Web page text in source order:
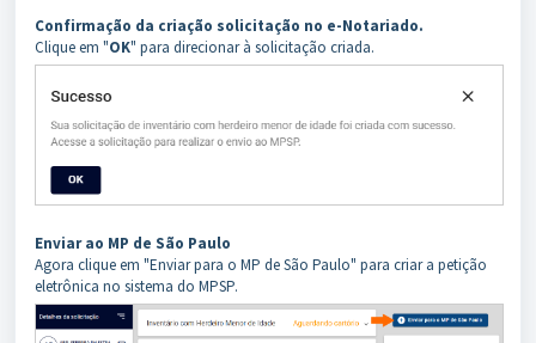
Confirmação da criação solicitação no e-Notariado.
Clique em "OK" para direcionar à solicitação criada.
Enviar ao MP de São Paulo
Agora clique em "Enviar para o MP de São Paulo" para criar a petição
eletrônica no sistema do MPSP.